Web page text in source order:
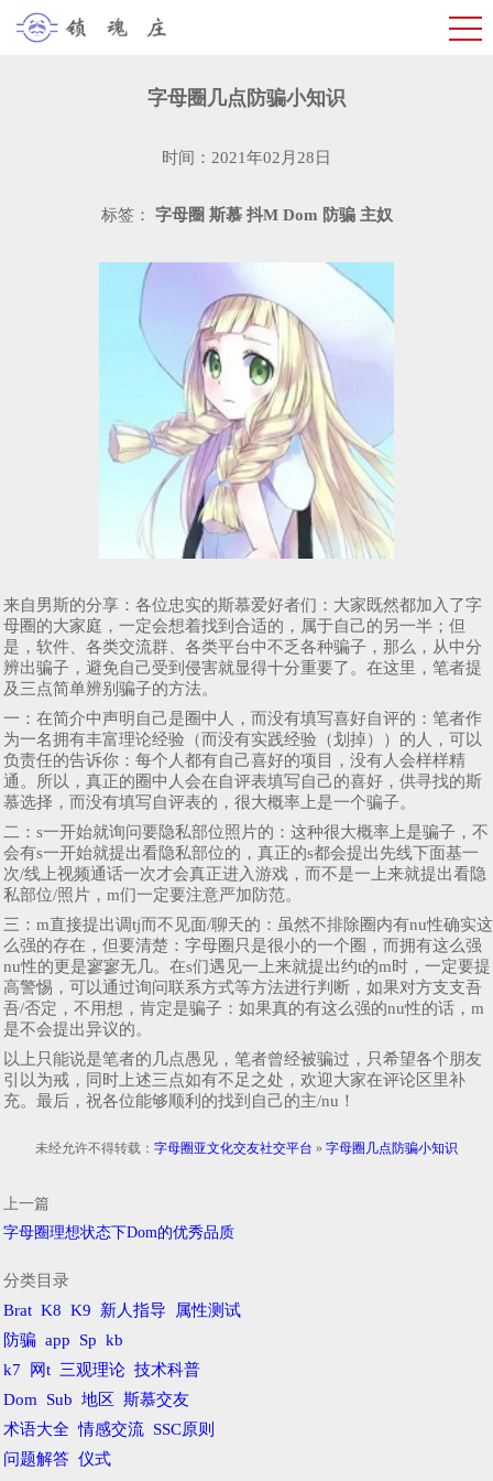
字母圈几点防骗小知识
时间：2021年02月28日
标签： 字母圈 斯慕 抖M Dom 防骗 主奴
来自男斯的分享：各位忠实的斯慕爱好者们：大家既然都加入了字
母圈的大家庭，一定会想着找到合适的，属于自己的另一半；但
是，软件、各类交流群、各类平台中不乏各种骗子，那么，从中分
辨出骗子，避免自己受到侵害就显得十分重要了。在这里，笔者提
及三点简单辨别骗子的方法。
一：在简介中声明自己是圈中人，而没有填写喜好自评的：笔者作
为一名拥有丰富理论经验（而没有实践经验（划掉））的人，可以
负责任的告诉你：每个人都有自己喜好的项目，没有人会样样精
通。所以，真正的圈中人会在自评表填写自己的喜好，供寻找的斯
慕选择，而没有填写自评表的，很大概率上是一个骗子。
二：s一开始就询问要隐私部位照片的：这种很大概率上是骗子，不
会有s一开始就提出看隐私部位的，真正的s都会提出先线下面基一
次/线上视频通话一次才会真正进入游戏，而不是一上来就提出看隐
私部位/照片，m们一定要注意严加防范。
三：m直接提出调tj而不见面/聊天的：虽然不排除圈内有nu性确实这
么强的存在，但要清楚：字母圈只是很小的一个圈，而拥有这么强
nu性的更是寥寥无几。在s们遇见一上来就提出约t的m时，一定要提
高警惕，可以通过询问联系方式等方法进行判断，如果对方支支吾
吾/否定，不用想，肯定是骗子：如果真的有这么强的nu性的话，m
是不会提出异议的。
以上只能说是笔者的几点愚见，笔者曾经被骗过，只希望各个朋友
引以为戒，同时上述三点如有不足之处，欢迎大家在评论区里补
充。最后，祝各位能够顺利的找到自己的主/nu！
未经允许不得转载： 字母圈亚文化交友社交平台 » 字母圈几点防骗小知识
上一篇
字母圈理想状态下Dom的优秀品质
分类目录
Brat K8 K9 新人指导
属性测试
防骗 app Sp kb
k7
网t 三观理论 技术科普
Dom
Sub 地区
斯慕交友
术语大全 情感交流 SSC原则
问题解答 仪式